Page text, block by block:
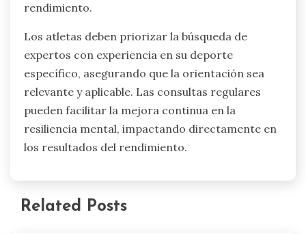
crecimiento personal sea intuitivo, natural y
sostenible.
El coaching profesional se centra en desarrollar
habilidades mentales, como la visualización y el
establecimiento de metas. Los psicólogos
deportivos ofrecen técnicas como la terapia
mecanismos de afrontamiento. Los programas
de entrenamiento personalizados integran